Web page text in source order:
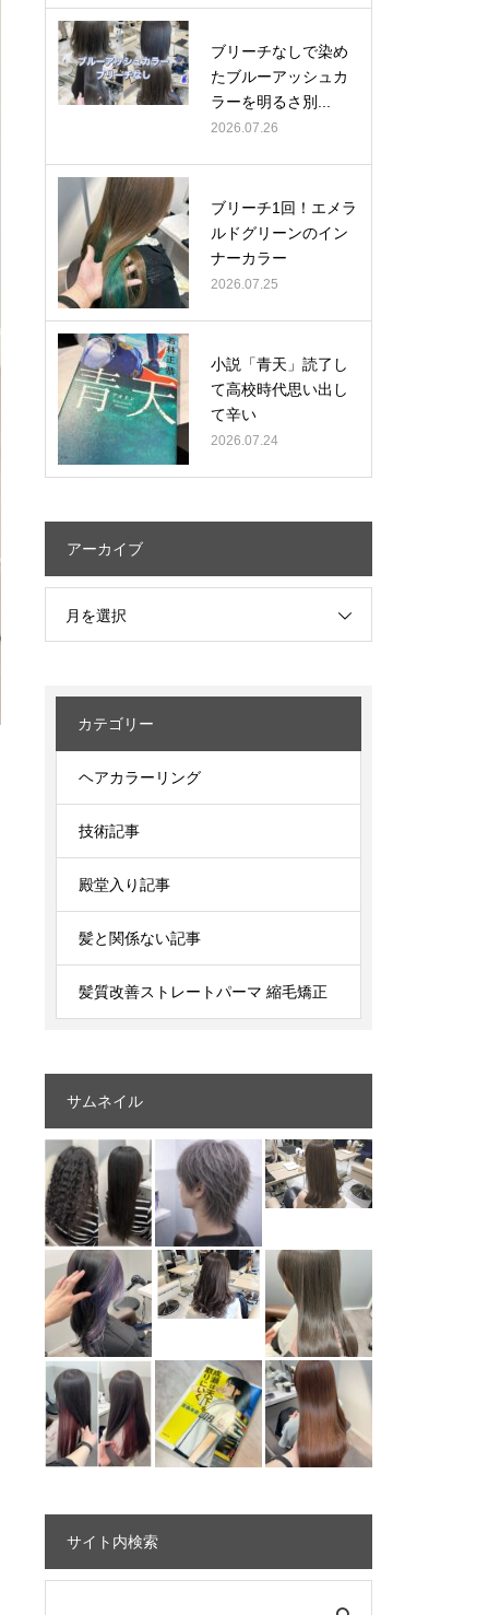
ブリーチなしで染め
たブルーアッシュカ
ラーを明るさ別...
2026.07.26
ブリーチ1回！エメラ
ルドグリーンのイン
ナーカラー
2026.07.25
小説「青天」読了し
て高校時代思い出し
て辛い
2026.07.24
アーカイブ
月を選択
カテゴリー
ヘアカラーリング
技術記事
殿堂入り記事
髪と関係ない記事
髪質改善ストレートパーマ 縮毛矯正
サムネイル
サイト内検索